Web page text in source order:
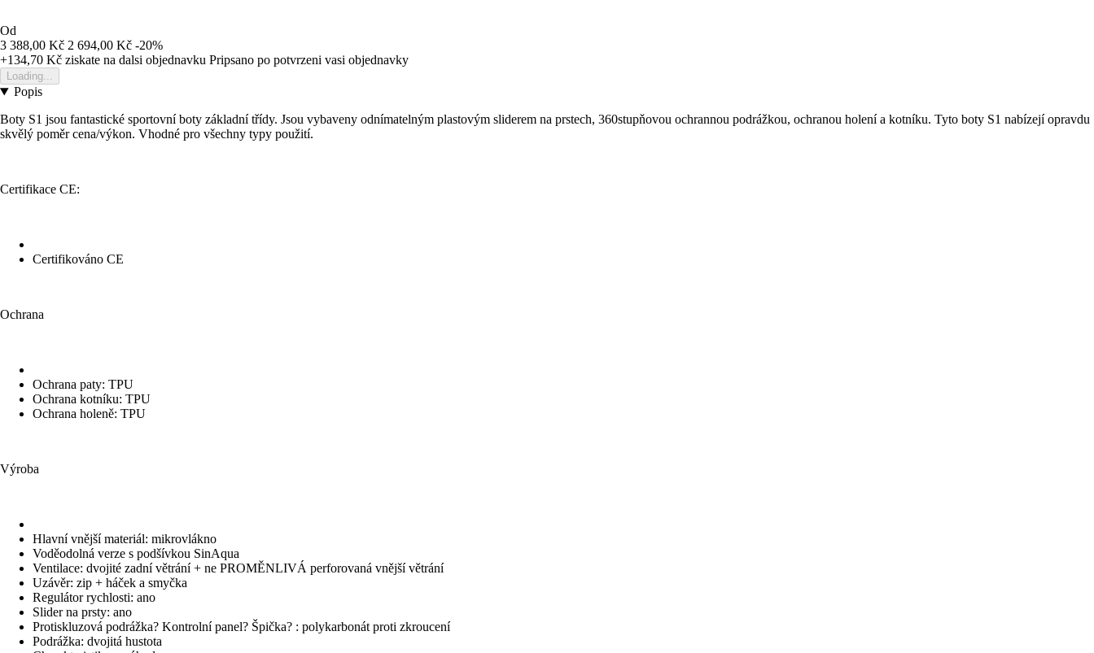
Od
3 388,00 Kč 2 694,00 Kč -20%
+134,70 Kč ziskate na dalsi objednavku Pripsano po potvrzeni vasi objednavky
Loading...
Popis
Boty S1 jsou fantastické sportovní boty základní třídy. Jsou vybaveny odnímatelným plastovým sliderem na prstech, 360stupňovou ochrannou podrážkou, ochranou holení a kotníku. Tyto boty S1 nabízejí opravdu
skvělý poměr cena/výkon. Vhodné pro všechny typy použití.
Certifikace CE:
Certifikováno CE
Ochrana
Ochrana paty: TPU
Ochrana kotníku: TPU
Ochrana holeně: TPU
Výroba
Hlavní vnější materiál: mikrovlákno
Voděodolná verze s podšívkou SinAqua
Ventilace: dvojité zadní větrání + ne PROMĚNLIVÁ perforovaná vnější větrání
Uzávěr: zip + háček a smyčka
Regulátor rychlosti: ano
Slider na prsty: ano
Protiskluzová podrážka? Kontrolní panel? Špička? : polykarbonát proti zkroucení
Podrážka: dvojitá hustota